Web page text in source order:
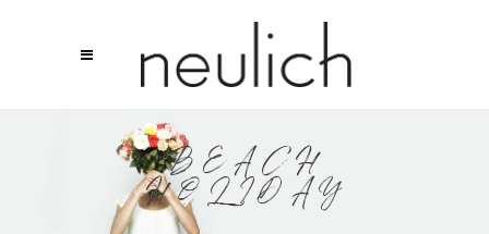
BEACH
HOLIDAY